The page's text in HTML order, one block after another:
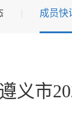
成员快
遵义市